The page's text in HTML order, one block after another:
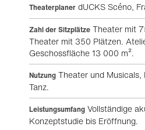
Theaterplaner dUCKS Scéno,
Zahl der Sitzplätze Theater mit
Theater mit 350 Plätzen.
Geschossfläche 13 000 m².
Nutzung Theater und Musicals,
Tanz.
Leistungsumfang Vollständige
Konzeptstudie bis Eröffnung.